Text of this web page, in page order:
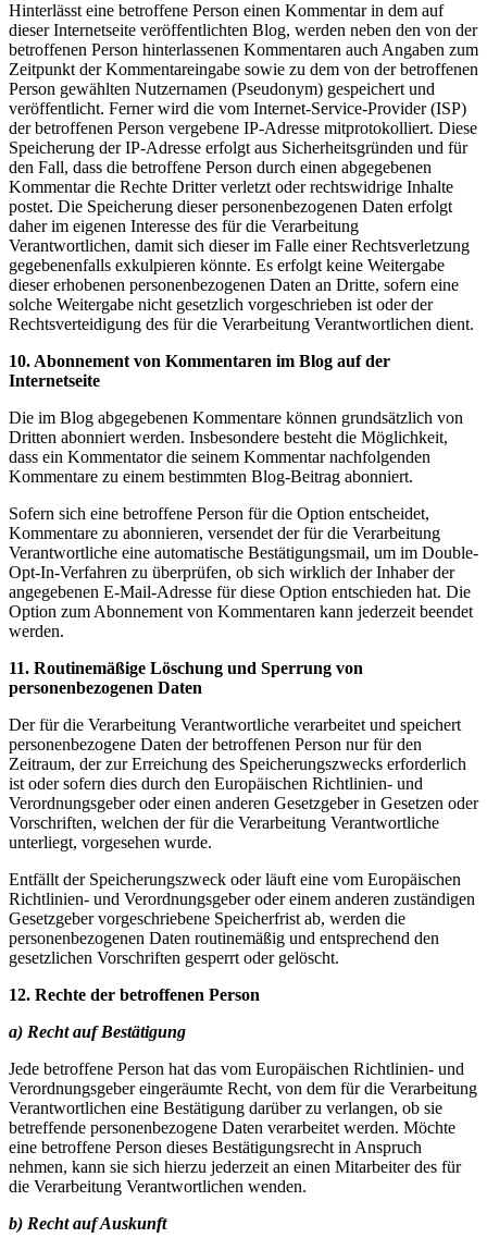
Hinterlässt eine betroffene Person einen Kommentar in dem auf
dieser Internetseite veröffentlichten Blog, werden neben den von der
betroffenen Person hinterlassenen Kommentaren auch Angaben zum
Zeitpunkt der Kommentareingabe sowie zu dem von der betroffenen
Person gewählten Nutzernamen (Pseudonym) gespeichert und
veröffentlicht. Ferner wird die vom Internet-Service-Provider (ISP)
der betroffenen Person vergebene IP-Adresse mitprotokolliert. Diese
Speicherung der IP-Adresse erfolgt aus Sicherheitsgründen und für
den Fall, dass die betroffene Person durch einen abgegebenen
Kommentar die Rechte Dritter verletzt oder rechtswidrige Inhalte
postet. Die Speicherung dieser personenbezogenen Daten erfolgt
daher im eigenen Interesse des für die Verarbeitung
Verantwortlichen, damit sich dieser im Falle einer Rechtsverletzung
gegebenenfalls exkulpieren könnte. Es erfolgt keine Weitergabe
dieser erhobenen personenbezogenen Daten an Dritte, sofern eine
solche Weitergabe nicht gesetzlich vorgeschrieben ist oder der
Rechtsverteidigung des für die Verarbeitung Verantwortlichen dient.
10. Abonnement von Kommentaren im Blog auf der
Internetseite
Die im Blog abgegebenen Kommentare können grundsätzlich von
Dritten abonniert werden. Insbesondere besteht die Möglichkeit,
dass ein Kommentator die seinem Kommentar nachfolgenden
Kommentare zu einem bestimmten Blog-Beitrag abonniert.
Sofern sich eine betroffene Person für die Option entscheidet,
Kommentare zu abonnieren, versendet der für die Verarbeitung
Verantwortliche eine automatische Bestätigungsmail, um im Double-
Opt-In-Verfahren zu überprüfen, ob sich wirklich der Inhaber der
angegebenen E-Mail-Adresse für diese Option entschieden hat. Die
Option zum Abonnement von Kommentaren kann jederzeit beendet
werden.
11. Routinemäßige Löschung und Sperrung von
personenbezogenen Daten
Der für die Verarbeitung Verantwortliche verarbeitet und speichert
personenbezogene Daten der betroffenen Person nur für den
Zeitraum, der zur Erreichung des Speicherungszwecks erforderlich
ist oder sofern dies durch den Europäischen Richtlinien- und
Verordnungsgeber oder einen anderen Gesetzgeber in Gesetzen oder
Vorschriften, welchen der für die Verarbeitung Verantwortliche
unterliegt, vorgesehen wurde.
Entfällt der Speicherungszweck oder läuft eine vom Europäischen
Richtlinien- und Verordnungsgeber oder einem anderen zuständigen
Gesetzgeber vorgeschriebene Speicherfrist ab, werden die
personenbezogenen Daten routinemäßig und entsprechend den
gesetzlichen Vorschriften gesperrt oder gelöscht.
12. Rechte der betroffenen Person
a) Recht auf Bestätigung
Jede betroffene Person hat das vom Europäischen Richtlinien- und
Verordnungsgeber eingeräumte Recht, von dem für die Verarbeitung
Verantwortlichen eine Bestätigung darüber zu verlangen, ob sie
betreffende personenbezogene Daten verarbeitet werden. Möchte
eine betroffene Person dieses Bestätigungsrecht in Anspruch
nehmen, kann sie sich hierzu jederzeit an einen Mitarbeiter des für
die Verarbeitung Verantwortlichen wenden.
b) Recht auf Auskunft